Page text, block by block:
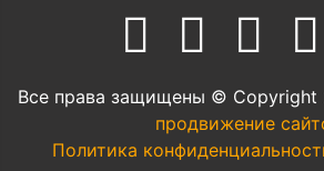
Все права защищены © Copyright
продвижение
Политика